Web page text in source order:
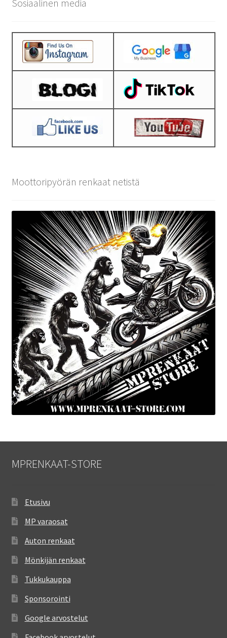
Sosiaalinen media
Moottoripyörän renkaat netistä
MPRENKAAT-STORE
Etusivu
MP varaosat
Auton renkaat
Mönkijän renkaat
Tukkukauppa
Sponsorointi
Google arvostelut